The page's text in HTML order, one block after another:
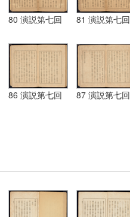
80 演説第七回 81 演説第七回
86 演説第七回 87 演説第七回